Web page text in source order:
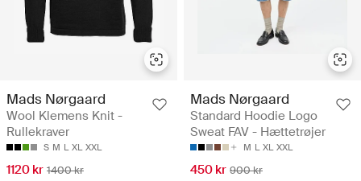
Mads Nørgaard
Wool Klemens Knit -
Rullekraver
S M L XL XXL
1120 kr 1400 kr
Mads Nørgaard
Standard Hoodie Logo
Sweat FAV - Hættetrøjer
M L XL XXL
450 kr 900 kr